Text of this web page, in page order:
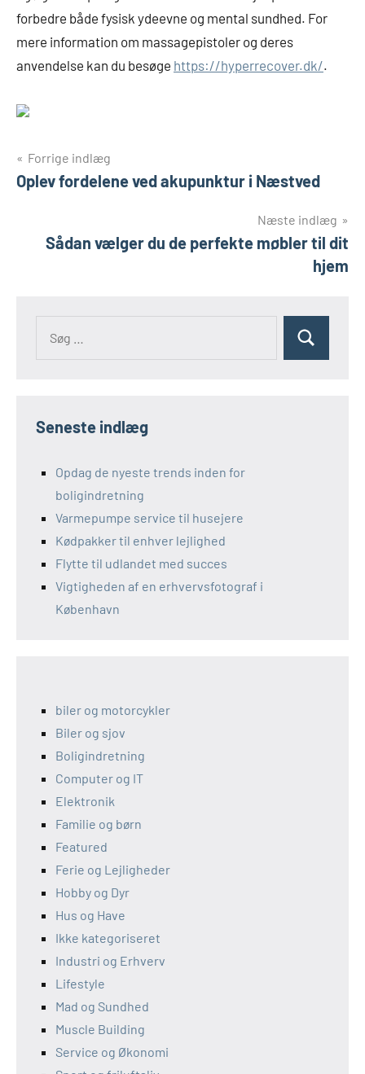
forbedre både fysisk ydeevne og mental sundhed. For
mere information om massagepistoler og deres
anvendelse kan du besøge https://hyperrecover.dk/.
Indlægsnavigation
Forrige indlæg
Oplev fordelene ved akupunktur i Næstved
Næste indlæg
Sådan vælger du de perfekte møbler til dit
hjem
Seneste indlæg
Opdag de nyeste trends inden for
boligindretning
Varmepumpe service til husejere
Kødpakker til enhver lejlighed
Flytte til udlandet med succes
Vigtigheden af en erhvervsfotograf i
København
biler og motorcykler
Biler og sjov
Boligindretning
Computer og IT
Elektronik
Familie og børn
Featured
Ferie og Lejligheder
Hobby og Dyr
Hus og Have
Ikke kategoriseret
Industri og Erhverv
Lifestyle
Mad og Sundhed
Muscle Building
Service og Økonomi